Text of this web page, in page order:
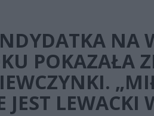
NA
POKAZAŁA
JEST LEWACKI